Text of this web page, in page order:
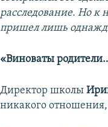
расследование. Но к
пришел лишь
«Виноваты
Директор школы
никакого отношения,